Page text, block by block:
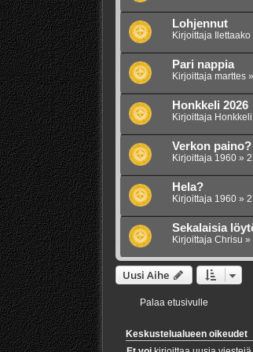
Lohjennut
Kirjoittaja Ilettaako
Pari nappia
Kirjoittaja marttes»
Honkkeli 2026
Kirjoittaja Honkkeli
Verkon paino?
Kirjoittaja 1960»
Hela?
Kirjoittaja 1960»
Sekalaisia
Kirjoittaja Chrisu »
Uusi Aihe
Palaa etusivulle
Keskustelualueen oikeudet